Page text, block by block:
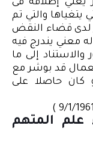
يعني إطلاقه فى
يتغياها والتي تم
لدى قضاء النقض
معني يندرج فيه
إلى ما
قد بوشر مع
حاصلا على
علم المتهم